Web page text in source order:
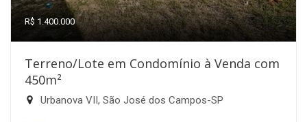
R$ 1.400.000
Terreno/Lote em Condomínio à Venda com
450m²
Urbanova VII, São José dos Campos-SP